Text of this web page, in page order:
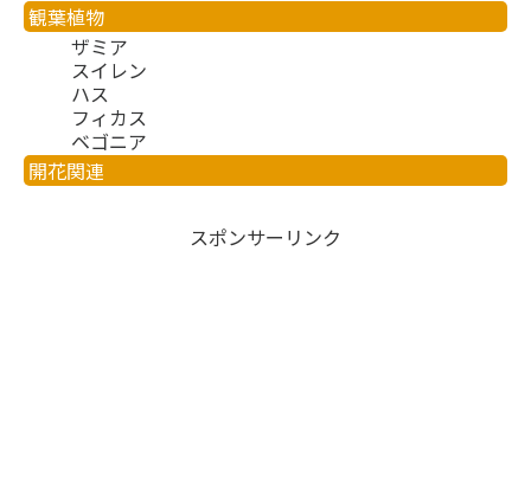
観葉植物
ザミア
スイレン
ハス
フィカス
ベゴニア
開花関連
スポンサーリンク